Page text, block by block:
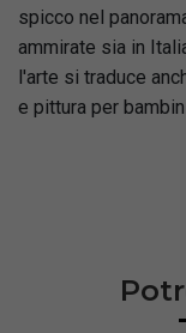
spicco nel
ammirate sia in
l'arte si traduce
e pittura per